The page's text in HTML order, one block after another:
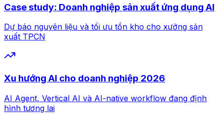
Case study: Doanh nghiệp sản xuất ứng dụng AI
Dự báo nguyên liệu và tối ưu tồn kho cho xưởng sản
xuất TPCN
Xu hướng AI cho doanh nghiệp 2026
AI Agent, Vertical AI và AI-native workflow đang định
hình tương lai